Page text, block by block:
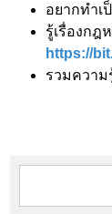
อยากทำเ
รู้เรื่องก
https://
รวมความ